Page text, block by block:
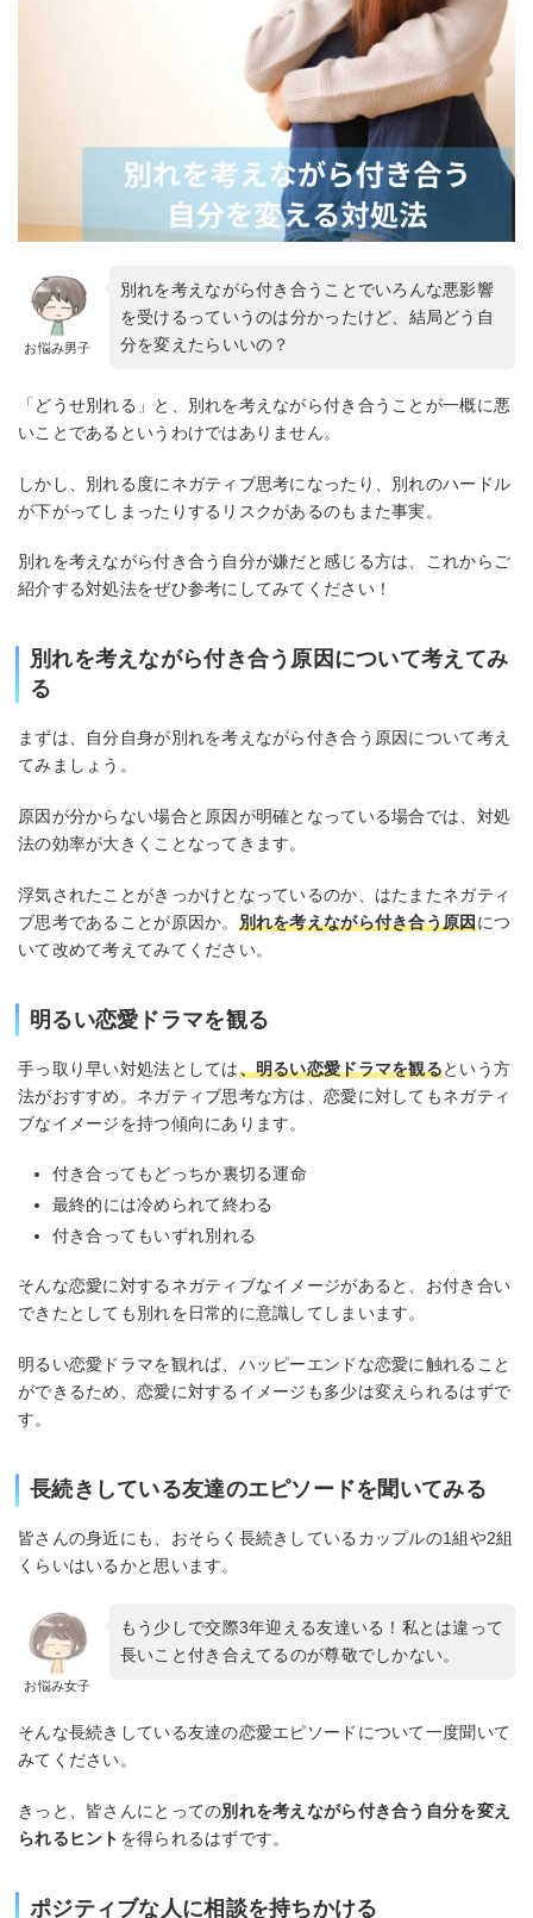
お悩み男子
別れを考えながら付き合うことでいろんな悪影響
を受けるっていうのは分かったけど、結局どう自
分を変えたらいいの？
「どうせ別れる」と、別れを考えながら付き合うことが一概に悪
いことであるというわけではありません。
しかし、別れる度にネガティブ思考になったり、別れのハードル
が下がってしまったりするリスクがあるのもまた事実。
別れを考えながら付き合う自分が嫌だと感じる方は、これからご
紹介する対処法をぜひ参考にしてみてください！
別れを考えながら付き合う原因について考えてみ
る
まずは、自分自身が別れを考えながら付き合う原因について考え
てみましょう。
原因が分からない場合と原因が明確となっている場合では、対処
法の効率が大きくことなってきます。
浮気されたことがきっかけとなっているのか、はたまたネガティ
ブ思考であることが原因か。 別れを考えながら付き合う原因につ
いて改めて考えてみてください。
明るい恋愛ドラマを観る
手っ取り早い対処法としては、明るい恋愛ドラマを観るという方
法がおすすめ。ネガティブ思考な方は、恋愛に対してもネガティ
ブなイメージを持つ傾向にあります。
付き合ってもどっちか裏切る運命
最終的には冷められて終わる
付き合ってもいずれ別れる
そんな恋愛に対するネガティブなイメージがあると、お付き合い
できたとしても別れを日常的に意識してしまいます。
明るい恋愛ドラマを観れば、ハッピーエンドな恋愛に触れること
ができるため、恋愛に対するイメージも多少は変えられるはずで
す。
長続きしている友達のエピソードを聞いてみる
皆さんの身近にも、おそらく長続きしているカップルの1組や2組
くらいはいるかと思います。
お悩み女子
もう少しで交際3年迎える友達いる！私とは違って
長いこと付き合えてるのが尊敬でしかない。
そんな長続きしている友達の恋愛エピソードについて一度聞いて
みてください。
きっと、皆さんにとっての別れを考えながら付き合う自分を変え
られるヒント を得られるはずです。
ポジティブな人に相談を持ちかける